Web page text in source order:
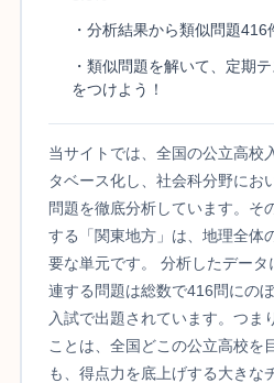
・分析結果から類似問題416
・類似問題を解いて、定期
をつけよう！
当サイトでは、全国の公立高校
タベース化し、社会科分野にお
問題を徹底分析しています。そ
する「関東地方」は、地理全体
要な単元です。 分析したデー
連する問題は総数で416問にの
入試で出題されています。つま
ことは、全国どこの公立高校を
も、得点力を底上げする大きな